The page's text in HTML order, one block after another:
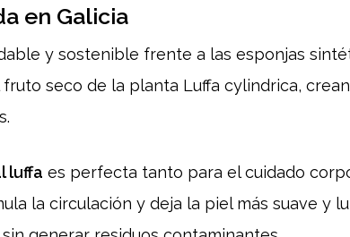
en Galicia
y sostenible frente a las esponjas
seco de la planta Luffa cylindrica,
luffa es perfecta tanto para el cuidado
la circulación y deja la piel más suave y